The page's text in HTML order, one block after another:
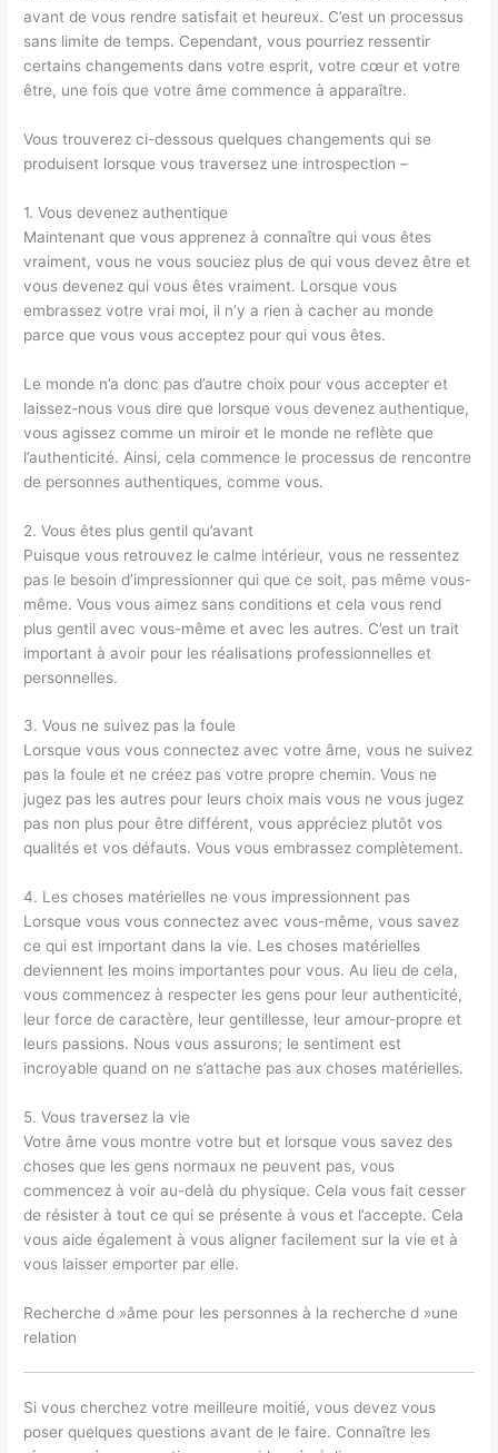
avant de vous rendre satisfait et heureux. C’est un processus
sans limite de temps. Cependant, vous pourriez ressentir
certains changements dans votre esprit, votre cœur et votre
être, une fois que votre âme commence à apparaître.
Vous trouverez ci-dessous quelques changements qui se
produisent lorsque vous traversez une introspection –
1. Vous devenez authentique
Maintenant que vous apprenez à connaître qui vous êtes
vraiment, vous ne vous souciez plus de qui vous devez être et
vous devenez qui vous êtes vraiment. Lorsque vous
embrassez votre vrai moi, il n’y a rien à cacher au monde
parce que vous vous acceptez pour qui vous êtes.
Le monde n’a donc pas d’autre choix pour vous accepter et
laissez-nous vous dire que lorsque vous devenez authentique,
vous agissez comme un miroir et le monde ne reflète que
l’authenticité. Ainsi, cela commence le processus de rencontre
de personnes authentiques, comme vous.
2. Vous êtes plus gentil qu’avant
Puisque vous retrouvez le calme intérieur, vous ne ressentez
pas le besoin d’impressionner qui que ce soit, pas même vous-
même. Vous vous aimez sans conditions et cela vous rend
plus gentil avec vous-même et avec les autres. C’est un trait
important à avoir pour les réalisations professionnelles et
personnelles.
3. Vous ne suivez pas la foule
Lorsque vous vous connectez avec votre âme, vous ne suivez
pas la foule et ne créez pas votre propre chemin. Vous ne
jugez pas les autres pour leurs choix mais vous ne vous jugez
pas non plus pour être différent, vous appréciez plutôt vos
qualités et vos défauts. Vous vous embrassez complètement.
4. Les choses matérielles ne vous impressionnent pas
Lorsque vous vous connectez avec vous-même, vous savez
ce qui est important dans la vie. Les choses matérielles
deviennent les moins importantes pour vous. Au lieu de cela,
vous commencez à respecter les gens pour leur authenticité,
leur force de caractère, leur gentillesse, leur amour-propre et
leurs passions. Nous vous assurons; le sentiment est
incroyable quand on ne s’attache pas aux choses matérielles.
5. Vous traversez la vie
Votre âme vous montre votre but et lorsque vous savez des
choses que les gens normaux ne peuvent pas, vous
commencez à voir au-delà du physique. Cela vous fait cesser
de résister à tout ce qui se présente à vous et l’accepte. Cela
vous aide également à vous aligner facilement sur la vie et à
vous laisser emporter par elle.
Recherche d »âme pour les personnes à la recherche d »une
relation
Si vous cherchez votre meilleure moitié, vous devez vous
poser quelques questions avant de le faire. Connaître les